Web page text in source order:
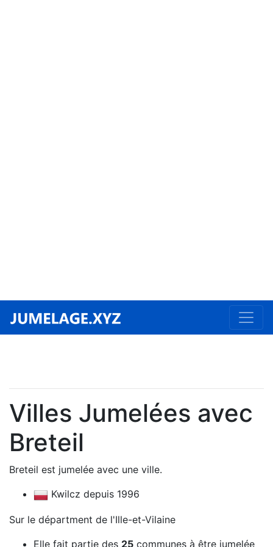
Villes Jumelées avec
Breteil
Breteil est jumelée avec une ville.
Kwilcz depuis 1996
Sur le départment de l'Ille-et-Vilaine
Elle fait partie des 25 communes à être jumelée